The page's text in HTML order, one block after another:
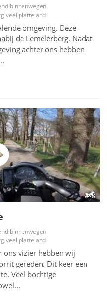
binnenwegen
veel platteland
omgeving. Deze
de Lemelerberg. Nadat
achter ons hebben
binnenwegen
veel platteland
ons vizier hebben wij
gereden. Dit keer een
Veel bochtige